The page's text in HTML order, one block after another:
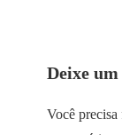
Deixe
Você precisa